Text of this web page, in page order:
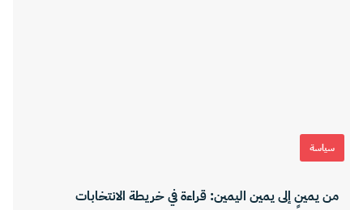
سياسة
من يمينٍ إلى يمين اليمين: قراءة في خريطة الانتخابات